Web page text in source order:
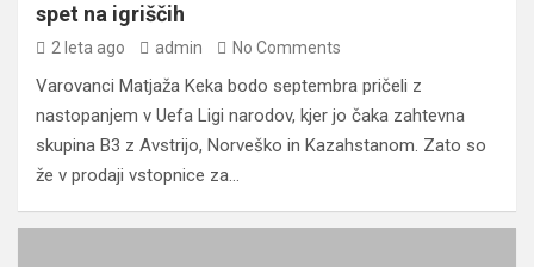
spet na igriščih
2 leta ago admin No Comments
Varovanci Matjaža Keka bodo septembra pričeli z
nastopanjem v Uefa Ligi narodov, kjer jo čaka zahtevna
skupina B3 z Avstrijo, Norveško in Kazahstanom. Zato so
že v prodaji vstopnice za…